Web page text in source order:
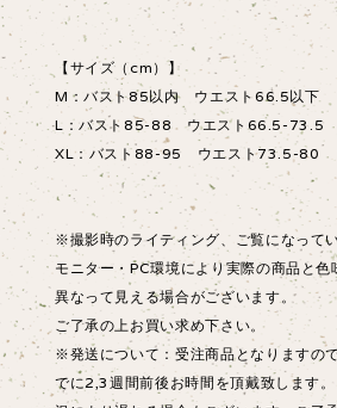
【サイズ（cm）】
M：バスト85以内 ウエスト66.5以下
L：バスト85-88 ウエスト66.5-73.5
XL：バスト88-95 ウエスト73.5-80
※撮影時のライティング、ご覧になって
モニター・PC環境により実際の商品と色
異なって見える場合がございます。
ご了承の上お買い求め下さい。
※発送について：受注商品となりますの
でに2,3週間前後お時間を頂戴致します